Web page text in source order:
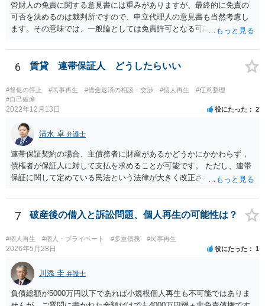
管財人の免責に関する意見書には重みがありますが、最終的に免責の
可否を決めるのは裁判所ですので、申立代理人の意見書も当然考慮し
ます。その意味では、一般論としては免責許可となる可能性が全くな
あるのかといった個別事案の問題については、詳しい情報がないため
回答できません。最も事情をよく知っているのは申立代理人だと思い
う。
6 賃貸 連帯保証人 どうしたらいい
#督促の停止 #民事再生 #借金返済の相談・交渉 #個人再生
#任意整理
#自己破産
2022年12月13日 役にたった 2
清水 卓 弁護士
連帯保証契約の場合、主債務者に財産があるかどうかにかかわらず，
債権者が保証人に対して支払を求めることが可能です。 ただし、連帯
保証に関して定めている民法という法律が大きく改正され、2020年4月
たが連帯保証人になった時期は、この民法改正後の可能性がありま
す。 そのため、連帯保証人になった際に締結した（署名や捺印をし
まいの地域の弁護士に直接相談し、適切なアドバイスを受けてみるこ
とをご検討下さい（改正民法が適用される事案の場合、参考のパンフ
レットに記載されているように、極度額（上限額）の定めのない個人
の根保証契約にあたり、無効となる可能性もあります）。 なお、手
もとに契約書がない場合には、相手の弁護士に、あなたが連帯保証人
と記載されている契約書のコピーの提供を求めてみましょう。 （参
7 破産後の借入と訴訟問題、個人再生の可能性は？
#個人再生 #個人・プライベート #多重債務 #民事再生
2026年5月28日 役にたった 1
川添 圭 弁護士
負債総額が5000万円以下であれば小規模個人再生も不可能ではありま